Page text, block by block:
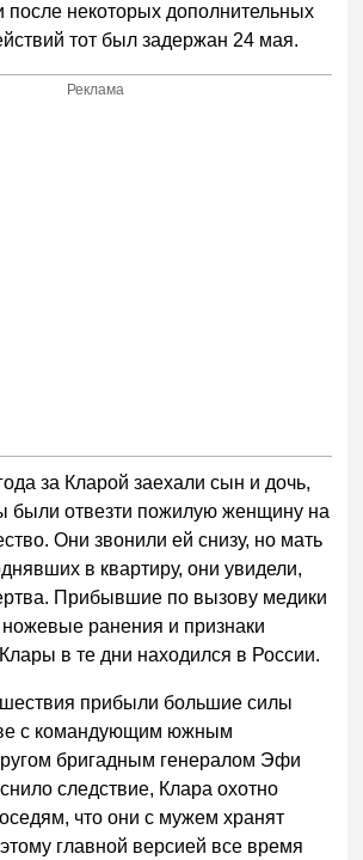
после некоторых дополнительных
тот был задержан 24 мая.
Реклама
за Кларой заехали сын и дочь,
были отвезти пожилую женщину на
Они звонили ей снизу, но мать
в квартиру, они увидели,
Прибывшие по вызову медики
ранения и признаки
в те дни находился в России.
прибыли большие силы
с командующим южным
бригадным генералом Эфи
следствие, Клара охотно
что они с мужем хранят
главной версией все время